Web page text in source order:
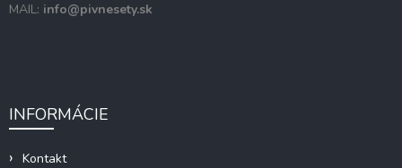
MAIL: info@pivnesety.sk
INFORMÁCIE
Kontakt